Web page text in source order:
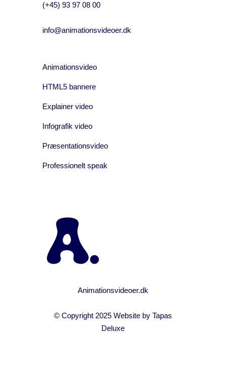
(+45) 93 97 08 00
info@animationsvideoer.dk
Animationsvideo
HTML5 bannere
Explainer video
Infografik video
Præsentationsvideo
Professionelt speak
Animationsvideoer.dk
© Copyright 2025 Website by Tapas
Deluxe